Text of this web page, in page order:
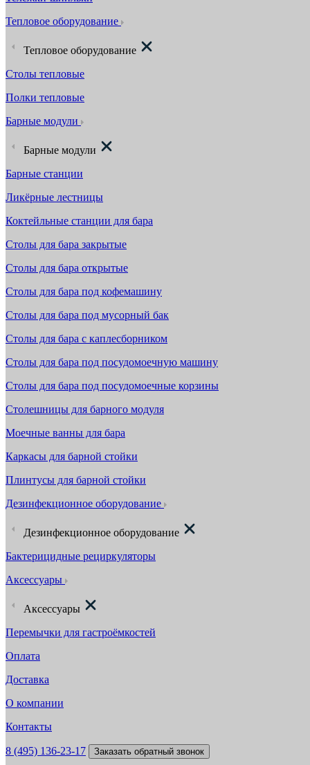
Тепловое оборудование
Тепловое оборудование
Столы тепловые
Полки тепловые
Барные модули
Барные модули
Барные станции
Ликёрные лестницы
Коктейльные станции для бара
Столы для бара закрытые
Столы для бара открытые
Столы для бара под кофемашину
Столы для бара под мусорный бак
Столы для бара с каплесборником
Столы для бара под посудомоечную машину
Столы для бара под посудомоечные корзины
Столешницы для барного модуля
Моечные ванны для бара
Каркасы для барной стойки
Плинтусы для барной стойки
Дезинфекционное оборудование
Дезинфекционное оборудование
Бактерицидные рециркуляторы
Аксессуары
Аксессуары
Перемычки для гастроёмкостей
Оплата
Доставка
О компании
Контакты
8 (495) 136-23-17 Заказать обратный звонок